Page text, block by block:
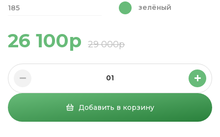
185
зелёный
26 100р 29 000р
01
Добавить в корзину